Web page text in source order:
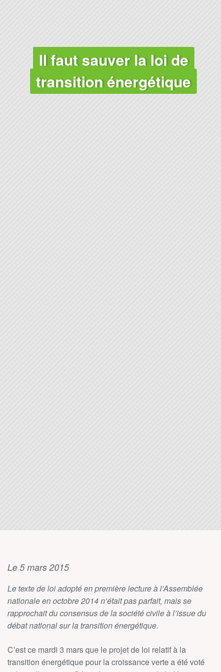
Il faut sauver la loi de
transition énergétique
Le 5 mars 2015
Le texte de loi adopté en première lecture à l’Assemblée
nationale en octobre 2014 n’était pas parfait, mais se
rapprochait du consensus de la société civile à l’issue du
débat national sur la transition énergétique.
C’est ce mardi 3 mars que le projet de loi relatif à la
transition énergétique pour la croissance verte a été voté